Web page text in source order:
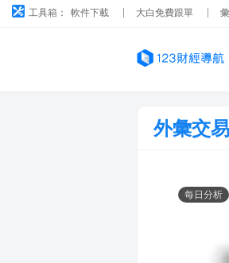
工具箱： 軟件下載 大白免費跟單
外彙交易
每日分析